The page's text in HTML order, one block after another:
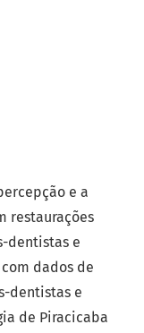
e a
restaurações
dentistas e
dados de
dentistas e
de Piracicaba